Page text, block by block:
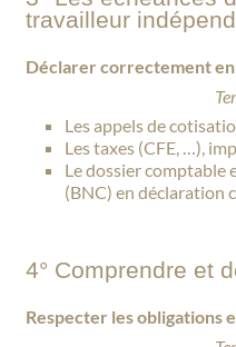
travailleur
Déclarer correctement en
Les appels de
Les taxes (CFE, …),
Le dossier comptable
(BNC) en déclaration
4° Comprendre et
Respecter les obligations